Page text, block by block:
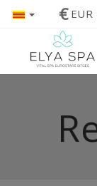
€ EUR